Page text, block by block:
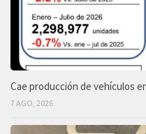
Cae producción de vehículos
7 AGO, 2026